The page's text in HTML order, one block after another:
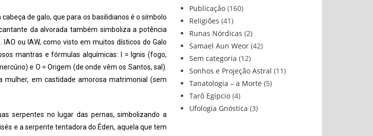
de galo, que para os basilidianos é o símbolo
da alvorada também simboliza a potência
ou IAW, como visto em muitos dísticos do Galo
mantras e fórmulas alquímicas: I = Ignis (fogo,
e O = Origem (de onde vêm os Santos, sal).
mulher, em castidade amorosa matrimonial (sem
serpentes no lugar das pernas, simbolizando a
e a serpente tentadora do Éden, aquela que tem
Publicação (160)
Religiões (41)
Runas Nórdicas (2)
Samael Aun Weor (42)
Sem categoria (12)
Sonhos e Projeção Astral (11)
Tanatologia – a Morte (5)
Tarô Egípcio (4)
Ufologia Gnóstica (3)